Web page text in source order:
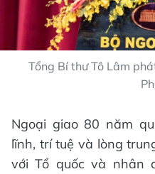
Tổng Bí thư Tô Lâm
Ngoại giao 80 năm
lĩnh, trí tuệ và lòng
với Tổ quốc và nhân